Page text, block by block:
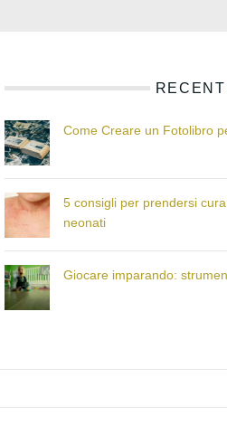
Come Creare un Fotolibro
5 consigli per prendersi
neonati
Giocare imparando: